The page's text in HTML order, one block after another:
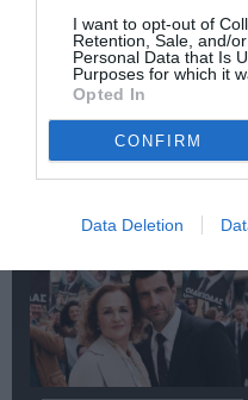
I want to opt-out of
Retention, Sale, and/
Personal Data that Is
Purposes for which it
Opted In
CONFIRM
Data Deletion
Έκθεση στο Katheti
Summer 2026